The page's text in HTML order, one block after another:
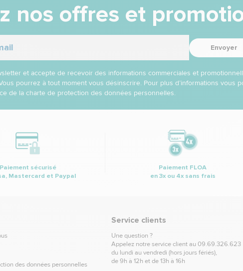
nos offres et
Envoyer
et accepte de recevoir des informations commerciales et
pourrez à tout moment vous désinscrire. Pour plus d’informations vous
de la charte de protection des données personnelles.
Paiement sécurisé
Mastercard et Paypal
Paiement FLOA
en 3x ou 4x sans frais
des données personnelles
Service clients
Une question ?
Appelez notre service client au 09.69.326.623
du lundi au vendredi (hors jours fériés),
de 9h à 12h et de 13h à 16h